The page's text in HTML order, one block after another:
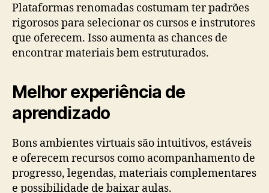
Plataformas renomadas costumam ter padrões
rigorosos para selecionar os cursos e instrutores
que oferecem. Isso aumenta as chances de
encontrar materiais bem estruturados.
Melhor experiência de
aprendizado
Bons ambientes virtuais são intuitivos, estáveis
e oferecem recursos como acompanhamento de
progresso, legendas, materiais complementares
e possibilidade de baixar aulas.